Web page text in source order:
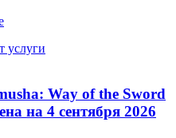
услуги
Way of the Sword
на 4 сентября 2026